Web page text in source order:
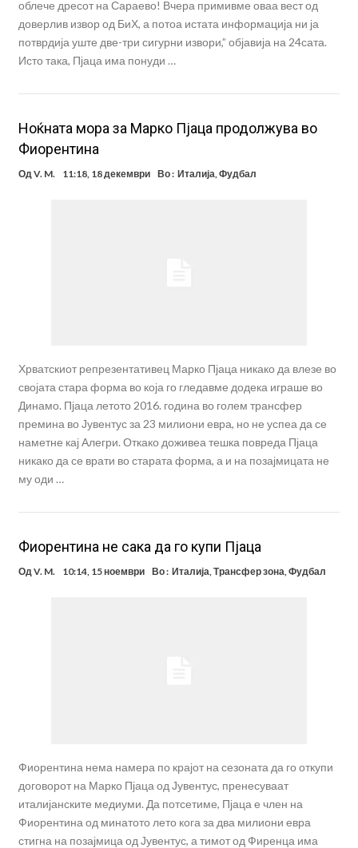
облече дресот на Сараево! Вчера примивме оваа вест од
доверлив извор од БиХ, а потоа истата информација ни ја
потврдија уште две-три сигурни извори,” објавија на 24сата.
Исто така, Пјаца има понуди …
Ноќната мора за Марко Пјаца продолжува во
Фиорентина
ОдV. M. 11:18, 18 декември Во : Италија,Фудбал
Хрватскиот репрезентативец Марко Пјаца никако да влезе во
својата стара форма во која го гледавме додека играше во
Динамо. Пјаца летото 2016. година во голем трансфер
премина во Јувентус за 23 милиони евра, но не успеа да се
наметне кај Алегри. Откако доживеа тешка повреда Пјаца
никако да се врати во старата форма, а и на позајмицата не
му оди …
Фиорентина не сака да го купи Пјаца
ОдV. M. 10:14, 15 ноември Во : Италија,Трансфер зона,Фудбал
Фиорентина нема намера по крајот на сезоната да го откупи
договорот на Марко Пјаца од Јувентус, пренесуваат
италијанските медиуми. Да потсетиме, Пјаца е член на
Фиорентина од минатото лето кога за два милиони евра
стигна на позајмица од Јувентус, а тимот од Фиренца има